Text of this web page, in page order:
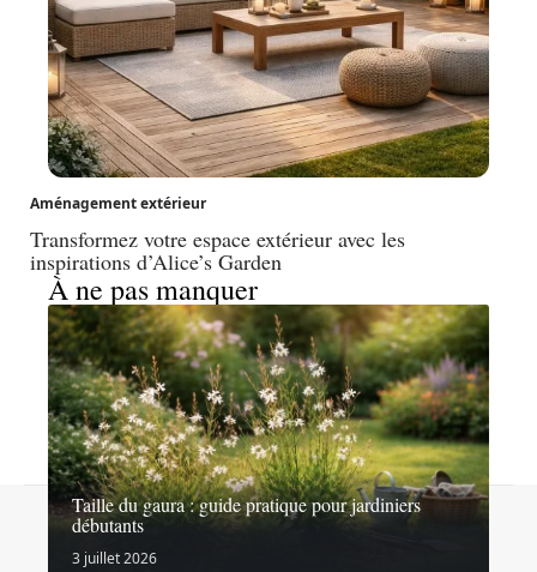
Aménagement extérieur
Transformez votre espace extérieur avec les
inspirations d’Alice’s Garden
À ne pas manquer
Taille du gaura : guide pratique pour jardiniers
débutants
3 juillet 2026
Contact Mentions légales Sitemap